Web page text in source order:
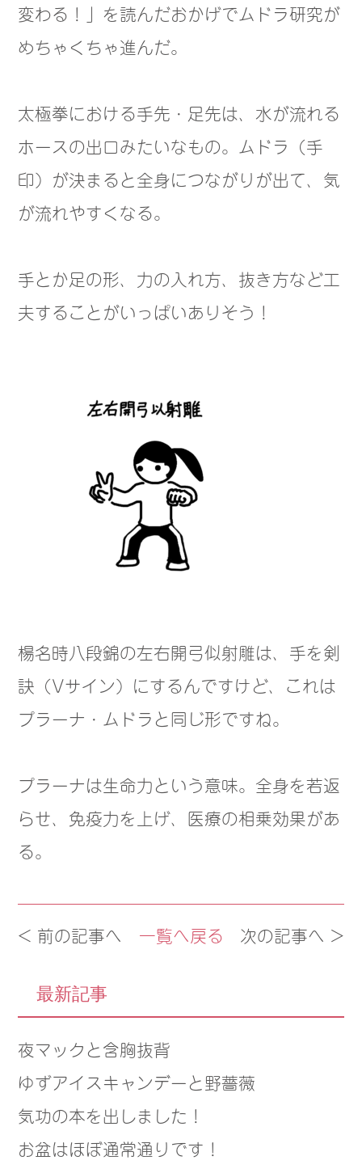
変わる！」を読んだおかげでムドラ研究が
めちゃくちゃ進んだ。
太極拳における手先・足先は、水が流れる
ホースの出口みたいなもの。ムドラ（手
印）が決まると全身につながりが出て、気
が流れやすくなる。
手とか足の形、力の入れ方、抜き方など工
夫することがいっぱいありそう！
楊名時八段錦の左右開弓似射雕は、手を剣
訣（Vサイン）にするんですけど、これは
プラーナ・ムドラと同じ形ですね。
プラーナは生命力という意味。全身を若返
らせ、免疫力を上げ、医療の相乗効果があ
る。
< 前の記事へ 一覧へ戻る 次の記事へ >
最新記事
夜マックと含胸抜背
ゆずアイスキャンデーと野薔薇
気功の本を出しました！
お盆はほぼ通常通りです！